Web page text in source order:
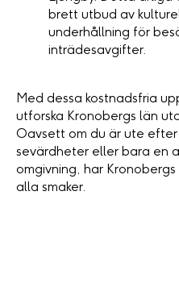
brett utbud av
underhållning för
inträdesavgifter.
Med dessa kostnadsfria
utforska Kronobergs län
Oavsett om du är ute
sevärdheter eller bara en
omgivning, har
alla smaker.